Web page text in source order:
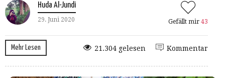
Huda Al-Jundi
29. Juni 2020 Gefällt mir 43
Mehr Lesen Kommentar
21.304 gelesen